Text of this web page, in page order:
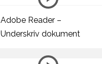
Adobe Reader –
Underskriv dokument